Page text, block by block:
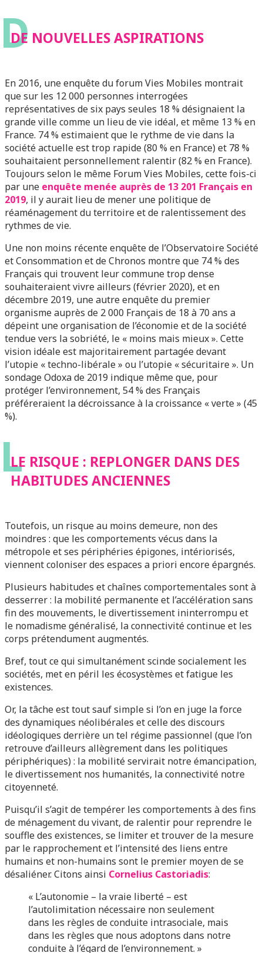
D
DE NOUVELLES ASPIRATIONS
En 2016, une enquête du forum Vies Mobiles montrait
que sur les 12 000 personnes interrogées
représentatives de six pays seules 18 % désignaient la
grande ville comme un lieu de vie idéal, et même 13 % en
France. 74 % estimaient que le rythme de vie dans la
société actuelle est trop rapide (80 % en France) et 78 %
souhaitaient personnellement ralentir (82 % en France).
Toujours selon le même Forum Vies Mobiles, cette fois-ci
par une enquête menée auprès de 13 201 Français en
2019, il y aurait lieu de mener une politique de
réaménagement du territoire et de ralentissement des
rythmes de vie.
Une non moins récente enquête de l’Observatoire Société
et Consommation et de Chronos montre que 74 % des
Français qui trouvent leur commune trop dense
souhaiteraient vivre ailleurs (février 2020), et en
décembre 2019, une autre enquête du premier
organisme auprès de 2 000 Français de 18 à 70 ans a
dépeint une organisation de l’économie et de la société
tendue vers la sobriété, le « moins mais mieux ». Cette
vision idéale est majoritairement partagée devant
l’utopie « techno-libérale » ou l’utopie « sécuritaire ». Un
sondage Odoxa de 2019 indique même que, pour
protéger l’environnement, 54 % des Français
préféreraient la décroissance à la croissance « verte » (45
%).
L
LE RISQUE : REPLONGER DANS DES
HABITUDES ANCIENNES
Toutefois, un risque au moins demeure, non des
moindres : que les comportements vécus dans la
métropole et ses périphéries épigones, intériorisés,
viennent coloniser des espaces a priori encore épargnés.
Plusieurs habitudes et chaînes comportementales sont à
desserrer : la mobilité permanente et l’accélération sans
fin des mouvements, le divertissement ininterrompu et
le nomadisme généralisé, la connectivité continue et les
corps prétendument augmentés.
Bref, tout ce qui simultanément scinde socialement les
sociétés, met en péril les écosystèmes et fatigue les
existences.
Or, la tâche est tout sauf simple si l’on en juge la force
des dynamiques néolibérales et celle des discours
idéologiques derrière un tel régime passionnel (que l’on
retrouve d’ailleurs allègrement dans les politiques
périphériques) : la mobilité servirait notre émancipation,
le divertissement nos humanités, la connectivité notre
citoyenneté.
Puisqu’il s’agit de tempérer les comportements à des fins
de ménagement du vivant, de ralentir pour reprendre le
souffle des existences, se limiter et trouver de la mesure
par le rapprochement et l’intensité des liens entre
humains et non-humains sont le premier moyen de se
désaliéner. Citons ainsi Cornelius Castoriadis:
« L’autonomie – la vraie liberté – est
l’autolimitation nécessaire non seulement
dans les règles de conduite intrasociale, mais
dans les règles que nous adoptons dans notre
conduite à l’égard de l’environnement. »